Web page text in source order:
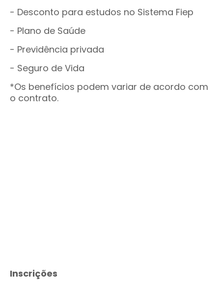
- Desconto para estudos no Sistema Fiep
- Plano de Saúde
- Previdência privada
- Seguro de Vida
*Os benefícios podem variar de acordo com
o contrato.
Inscrições